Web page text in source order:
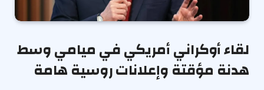
لقاء أوكراني أمريكي في ميامي وسط
هدنة مؤقتة وإعلانات روسية هامة